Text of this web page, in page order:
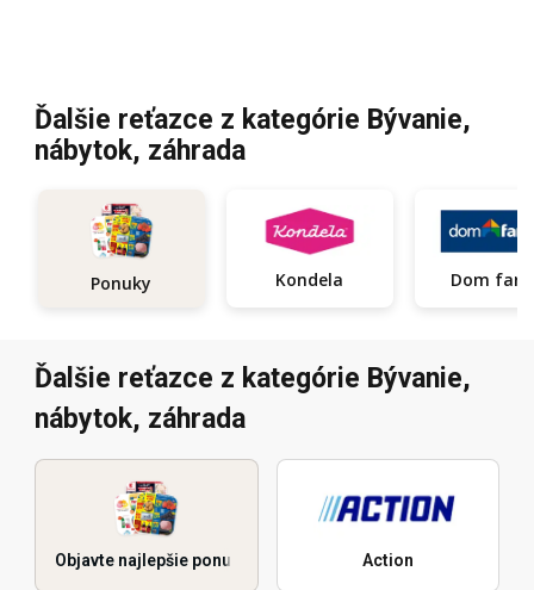
Ďalšie reťazce z kategórie Bývanie,
nábytok, záhrada
Ponuky Kondela Dom
Ďalšie reťazce z kategórie Bývanie,
nábytok, záhrada
Objavte najlepšie ponuky Action